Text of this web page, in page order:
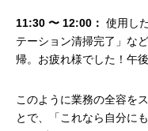
11:30 〜 12:00： 使用し
テーション清掃完了」な
帰。お疲れ様でした！午
このように業務の全容を
とで、「これなら自分に